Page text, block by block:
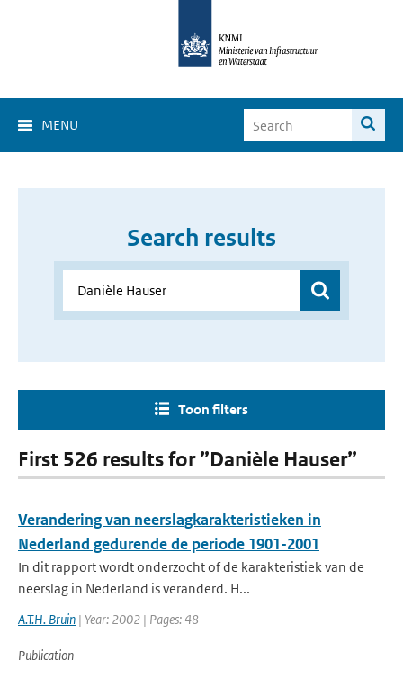
MENU
Search results
Toon filters
First 526 results for ”Danièle Hauser”
Verandering van neerslagkarakteristieken in
Nederland gedurende de periode 1901-2001
In dit rapport wordt onderzocht of de karakteristiek van de
neerslag in Nederland is veranderd. H...
A.T.H. Bruin | Year: 2002 | Pages: 48
Publication